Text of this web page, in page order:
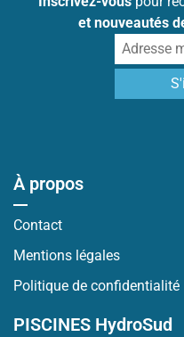
et nouveautés
À propos
Contact
Mentions légales
Politique de confidentialité
PISCINES HydroSud